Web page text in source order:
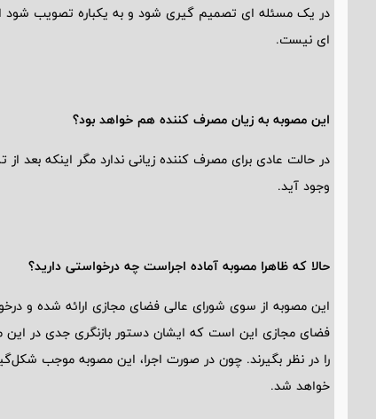
در یک مسئله ای تصمیم گیری شود و به یکباره تصویب شود
ای نیست.
این مصوبه به زیان مصرف کننده هم خواهد بود؟
در حالت عادی برای مصرف کننده زیانی ندارد مگر اینکه بعد
وجود آید.
حالا که ظاهرا مصوبه آماده اجراست چه درخواستی دارید؟
این مصوبه از سوی شورای عالی فضای مجازی ارائه شده و
فضای مجازی این است که ایشان دستور بازنگری جدی در
را در نظر بگیرند. چون در صورت اجرا، این مصوبه
خواهد شد.